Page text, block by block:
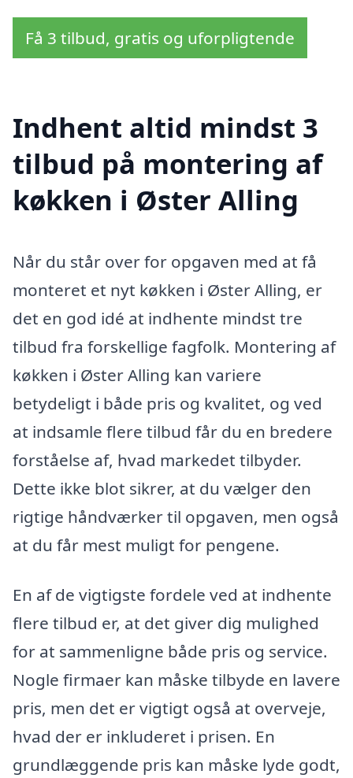
Få 3 tilbud, gratis og uforpligtende
Indhent altid mindst 3
tilbud på montering af
køkken i Øster Alling
Når du står over for opgaven med at få
monteret et nyt køkken i Øster Alling, er
det en god idé at indhente mindst tre
tilbud fra forskellige fagfolk. Montering af
køkken i Øster Alling kan variere
betydeligt i både pris og kvalitet, og ved
at indsamle flere tilbud får du en bredere
forståelse af, hvad markedet tilbyder.
Dette ikke blot sikrer, at du vælger den
rigtige håndværker til opgaven, men også
at du får mest muligt for pengene.
En af de vigtigste fordele ved at indhente
flere tilbud er, at det giver dig mulighed
for at sammenligne både pris og service.
Nogle firmaer kan måske tilbyde en lavere
pris, men det er vigtigt også at overveje,
hvad der er inkluderet i prisen. En
grundlæggende pris kan måske lyde godt,